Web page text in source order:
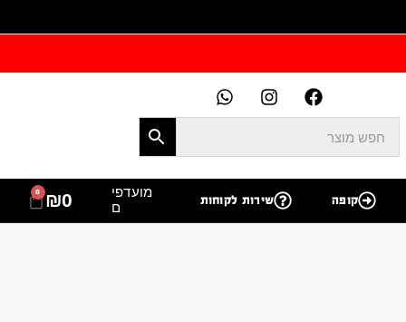
קופה שירות לקוחות
מועדפי
ם
₪0
0